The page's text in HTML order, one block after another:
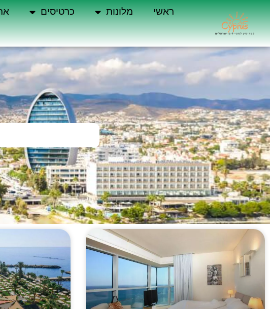
ראשי מלונות כרטיסים